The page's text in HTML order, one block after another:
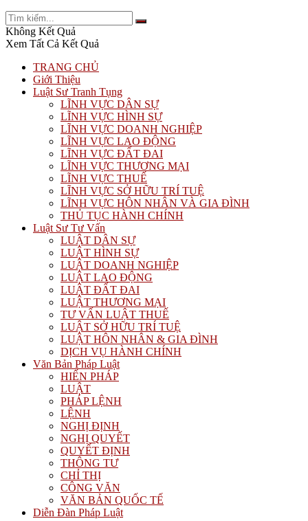
Không Kết Quả
Xem Tất Cả Kết Quả
TRANG CHỦ
Giới Thiệu
Luật Sư Tranh Tụng
LĨNH VỰC DÂN SỰ
LĨNH VỰC HÌNH SỰ
LĨNH VỰC DOANH NGHIỆP
LĨNH VỰC LAO ĐỘNG
LĨNH VỰC ĐẤT ĐAI
LĨNH VỰC THƯƠNG MẠI
LĨNH VỰC THUẾ
LĨNH VỰC SỞ HỮU TRÍ TUỆ
LĨNH VỰC HÔN NHÂN VÀ GIA ĐÌNH
THỦ TỤC HÀNH CHÍNH
Luật Sư Tư Vấn
LUẬT DÂN SỰ
LUẬT HÌNH SỰ
LUẬT DOANH NGHIỆP
LUẬT LAO ĐỘNG
LUẬT ĐẤT ĐAI
LUẬT THƯƠNG MẠI
TƯ VẤN LUẬT THUẾ
LUẬT SỞ HỮU TRÍ TUỆ
LUẬT HÔN NHÂN & GIA ĐÌNH
DỊCH VỤ HÀNH CHÍNH
Văn Bản Pháp Luật
HIẾN PHÁP
LUẬT
PHÁP LỆNH
LỆNH
NGHỊ ĐỊNH
NGHỊ QUYẾT
QUYẾT ĐỊNH
THÔNG TƯ
CHỈ THỊ
CÔNG VĂN
VĂN BẢN QUỐC TẾ
Diễn Đàn Pháp Luật